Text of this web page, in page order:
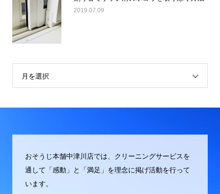
2019.07.09
月を選択
おそうじ本舗中津川店では、クリーニングサービスを
通して「感動」と「満足」を理念に掲げ活動を行って
います。